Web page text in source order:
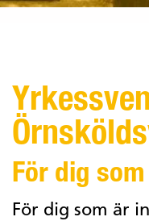
För dig
För dig som är